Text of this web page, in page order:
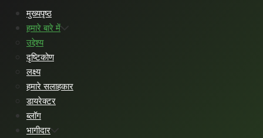
मुख्यपृष्ठ
हमारे बारे में
उद्देश्य
दृष्टिकोण
लक्ष्य
हमारे सलाहकार
डायरेक्टर
ब्लॉग
भागीदार